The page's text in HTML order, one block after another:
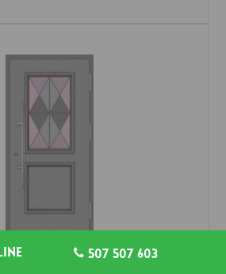
507 507 603
1GK 82/59 SZARY JASNY